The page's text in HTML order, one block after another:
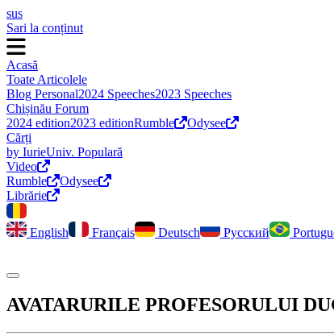
sus
Sari la conținut
Acasă
Toate Articolele
Blog Personal2024 Speeches2023 Speeches
Chișinău Forum
2024 edition2023 editionRumble
Odysee
Cărți
by IurieUniv. Populară
Video
Rumble
Odysee
Librărie
English Français Deutsch Русский
Comută modul întunecat
AVATARURILE PROFESORULUI